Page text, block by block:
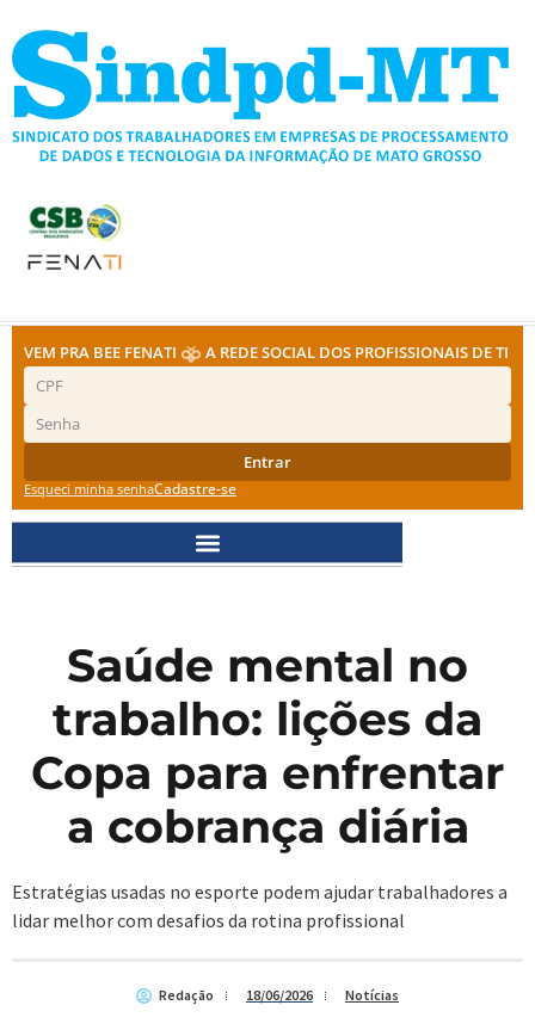
para
conteúdo
VEM PRA BEE FENATI A REDE SOCIAL DOS PROFISSIONAIS DE TI
Entrar
Esqueci minha senhaCadastre-se
Saúde mental no
trabalho: lições da
Copa para enfrentar
a cobrança diária
Estratégias usadas no esporte podem ajudar trabalhadores a
lidar melhor com desafios da rotina profissional
Redação 18/06/2026 Notícias